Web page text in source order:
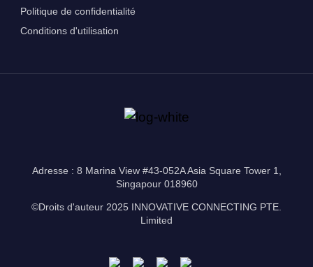
Politique de confidentialité
Conditions d'utilisation
Adresse : 8 Marina View #43-052A Asia Square Tower 1,
Singapour 018960
©Droits d'auteur 2025 INNOVATIVE CONNECTING PTE.
Limited